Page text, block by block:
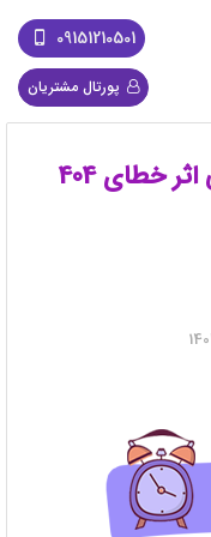
09151210501
پورتال مشتریان
خطای 404 چیست؟ بررسی اثر خطای 404